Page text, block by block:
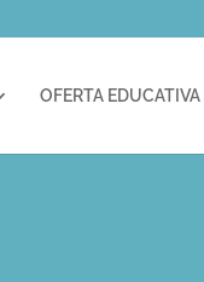
OFERTA EDUCATIVA